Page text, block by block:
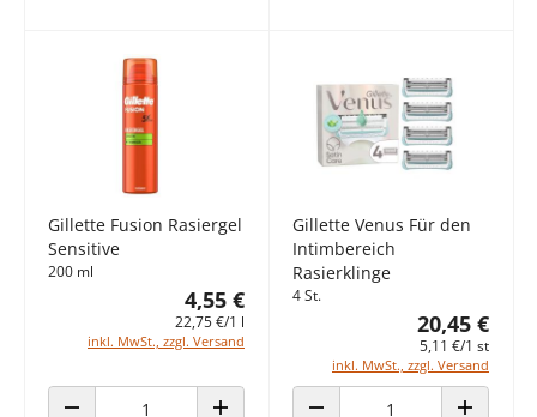
Gillette Fusion Rasiergel
Sensitive
200 ml
4,55 €
22,75 €/1 l
inkl. MwSt., zzgl. Versand
Gillette Venus Für den
Intimbereich
Rasierklinge
4 St.
20,45 €
5,11 €/1 st
inkl. MwSt., zzgl. Versand